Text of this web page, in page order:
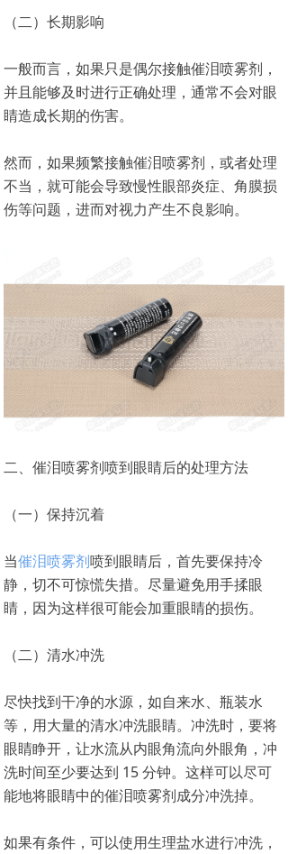
（二）长期影响
一般而言，如果只是偶尔接触催泪喷雾剂，
并且能够及时进行正确处理，通常不会对眼
睛造成长期的伤害。
然而，如果频繁接触催泪喷雾剂，或者处理
不当，就可能会导致慢性眼部炎症、角膜损
伤等问题，进而对视力产生不良影响。
二、催泪喷雾剂喷到眼睛后的处理方法
（一）保持沉着
当催泪喷雾剂喷到眼睛后，首先要保持冷
静，切不可惊慌失措。尽量避免用手揉眼
睛，因为这样很可能会加重眼睛的损伤。
（二）清水冲洗
尽快找到干净的水源，如自来水、瓶装水
等，用大量的清水冲洗眼睛。冲洗时，要将
眼睛睁开，让水流从内眼角流向外眼角，冲
洗时间至少要达到 15 分钟。这样可以尽可
能地将眼睛中的催泪喷雾剂成分冲洗掉。
如果有条件，可以使用生理盐水进行冲洗，